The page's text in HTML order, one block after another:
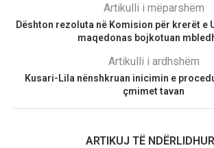
Artikulli i mëparshëm
Dështon rezoluta në Komision për krerët e
maqedonas bojkotuan
Artikulli i ardhshëm
Kusari-Lila nënshkruan inicimin e
çmimet tavan
ARTIKUJ TË